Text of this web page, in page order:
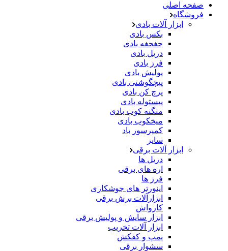
صفحه اصلی
فروشگاه
ابزار آلات بادی
بکس بادی
جغجغه بادی
دریل بادی
فرز بادی
پولیش بادی
پیچگوشتی بادی
پرچ کن بادی
پیستوله بادی
منگنه کوب بادی
میخکوب بادی
کمپرسور باد
سایر
ابزار آلات برقی
دریل ها
اره های برقی
فرز ها
اینورتر های جوشکاری
ابزارآلات برش برقی
کارواش
ابزار سایش و پولیش برقی
ابزار آلات تخریب
پمپ و کفکش
سشوار برقی